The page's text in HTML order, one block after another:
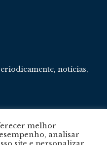
notícias,
melhor
analisar